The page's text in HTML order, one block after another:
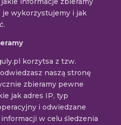
je wykorzystujemy i jak
korzytsa z tzw.
naszą stronę
zbieramy pewne
jak adres IP, typ
i odwiedzane
w celu śledzenia